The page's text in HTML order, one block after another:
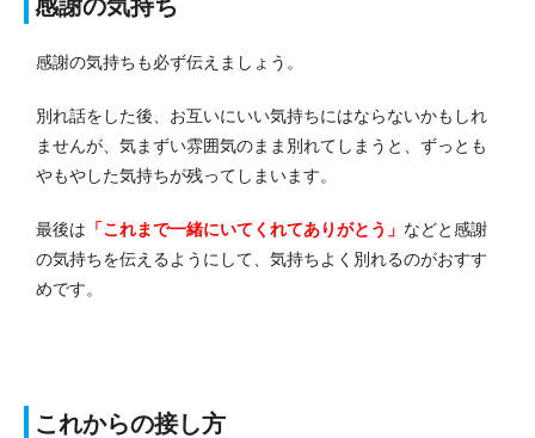
感謝の気持ち
感謝の気持ちも必ず伝えましょう。
別れ話をした後、お互いにいい気持ちにはならないかもしれ
ませんが、気まずい雰囲気のまま別れてしまうと、ずっとも
やもやした気持ちが残ってしまいます。
最後は 「これまで一緒にいてくれてありがとう」 などと感謝
の気持ちを伝えるようにして、気持ちよく別れるのがおすす
めです。
これからの接し方